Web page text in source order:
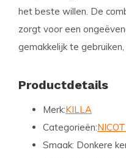
het beste willen. De
zorgt voor een
gemakkelijk te
Productdetails
Merk:KILLA
Categorieën:
Smaak: Donkere